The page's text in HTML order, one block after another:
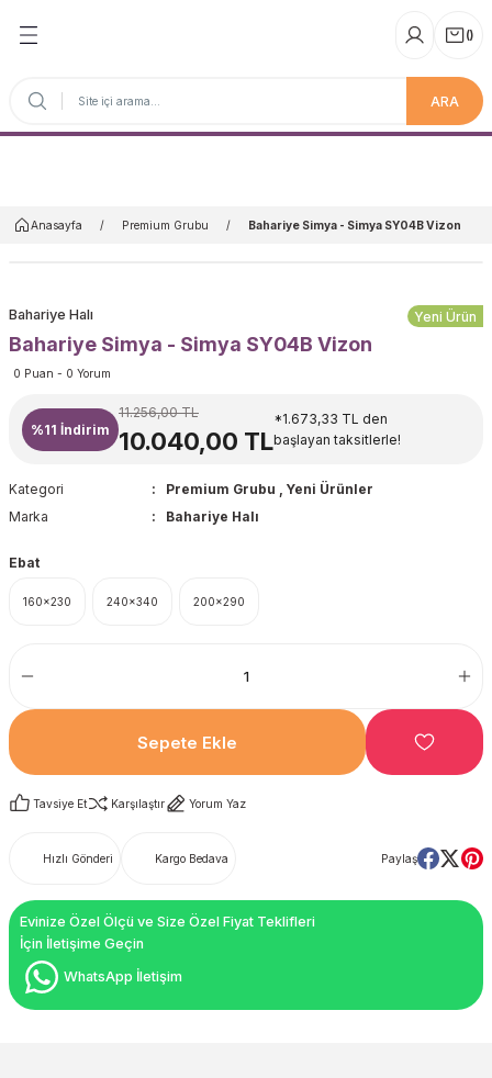
ARA
()
Anasayfa Premium Grubu Bahariye Simya - Simya SY04B Vizon
Yeni Ürün
Bahariye Halı
Bahariye Simya - Simya SY04B Vizon
0 Puan - 0 Yorum
%11 İndirim
11.256,00 TL
10.040,00 TL
*1.673,33 TL den
başlayan taksitlerle!
Kategori Premium Grubu , Yeni Ürünler
Marka
Bahariye Halı
Ebat
160x230 240x340 200x290
Sepete Ekle
Tavsiye Et Karşılaştır Yorum Yaz
Hızlı Gönderi Kargo Bedava Paylaş
Evinize Özel Ölçü ve Size Özel Fiyat Teklifleri
İçin İletişime Geçin
WhatsApp İletişim